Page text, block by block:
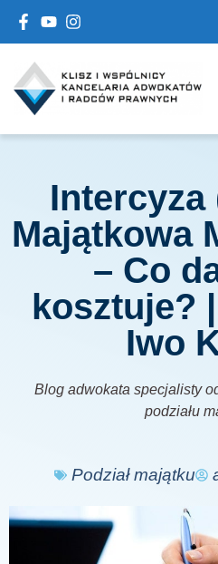
Intercyza
Majątkowa
– Co
kosztuje?
Iwo
Blog adwokata specjalisty
podziału
Podział majątku